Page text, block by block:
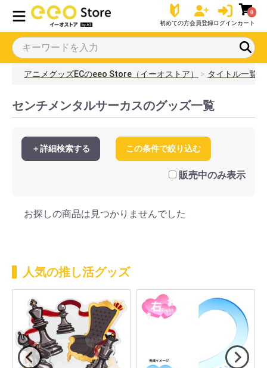
初めての方会員登録ログイン
0
カート
アニメグッズECのeeo Store（イーオストア） タイトル一覧
センチメンタルサーカスのグッズ一覧
＋詳細検索する この条件で絞り込む
販売中のみ表示
お探しの商品は見つかりませんでした
人気の推し活グッズ